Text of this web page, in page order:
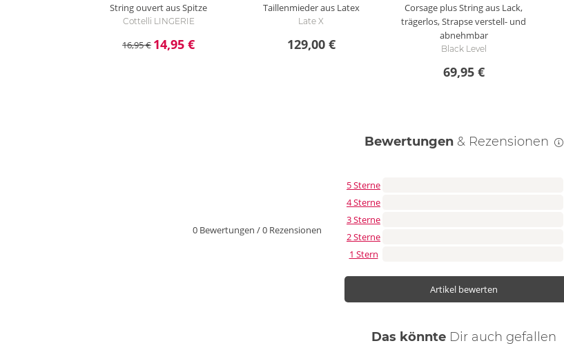
String ouvert aus Spitze
Cottelli LINGERIE
16,95 € 14,95 €
Taillenmieder aus Latex
Late X
129,00 €
Corsage plus String aus Lack,
trägerlos, Strapse verstell- und
abnehmbar
Black Level
69,95 €
Bewertungen & Rezensionen
0 Bewertungen /0 Rezensionen
5 Sterne
4 Sterne
3 Sterne
2 Sterne
1 Stern
Artikel bewerten
Das könnte Dir auch gefallen